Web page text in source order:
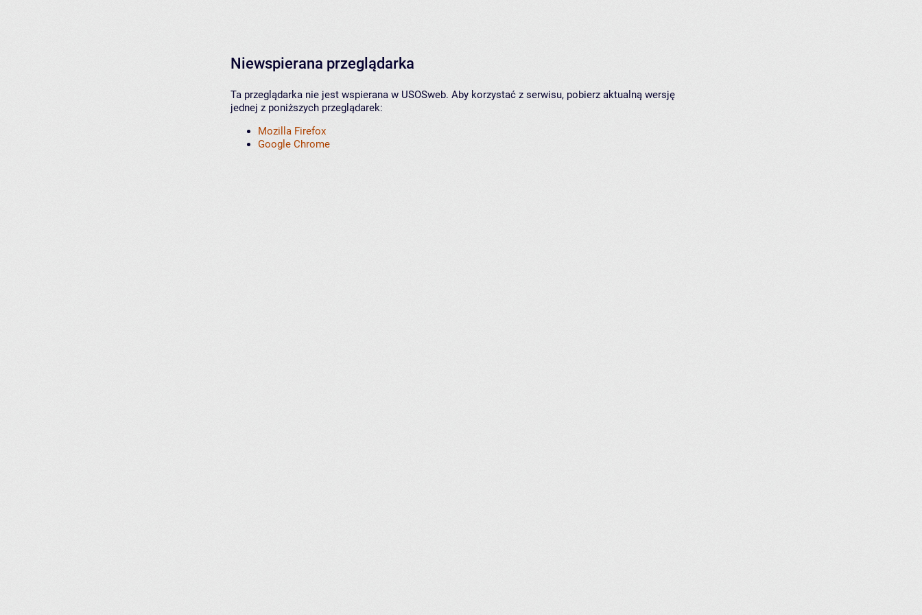
Niewspierana przeglądarka
Ta przeglądarka nie jest wspierana w USOSweb. Aby korzystać z serwisu, pobierz aktualną wersję
jednej z poniższych przeglądarek:
Mozilla Firefox
Google Chrome